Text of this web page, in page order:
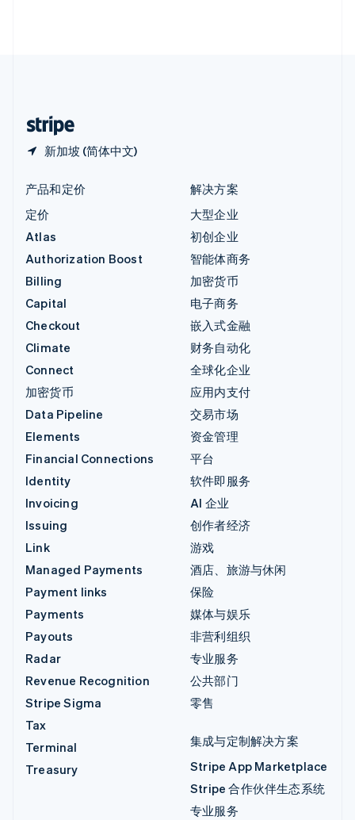
新加坡 (简体中文)
产品和定价
定价
Atlas
Authorization Boost
Billing
Capital
Checkout
Climate
Connect
加密货币
Data Pipeline
Elements
Financial Connections
Identity
Invoicing
Issuing
Link
Managed Payments
Payment links
Payments
Payouts
Radar
Revenue Recognition
Stripe Sigma
Tax
Terminal
Treasury
解决方案
大型企业
初创企业
智能体商务
加密货币
电子商务
嵌入式金融
财务自动化
全球化企业
应用内支付
交易市场
资金管理
平台
软件即服务
AI 企业
创作者经济
游戏
酒店、旅游与休闲
保险
媒体与娱乐
非营利组织
专业服务
公共部门
零售
集成与定制解决方案
Stripe App Marketplace
Stripe 合作伙伴生态系统
专业服务